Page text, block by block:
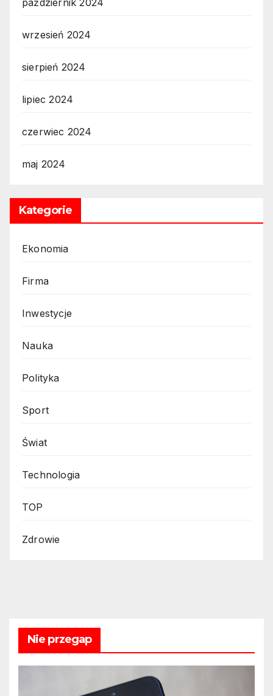
październik 2024
wrzesień 2024
sierpień 2024
lipiec 2024
czerwiec 2024
maj 2024
Kategorie
Ekonomia
Firma
Inwestycje
Nauka
Polityka
Sport
Świat
Technologia
TOP
Zdrowie
Nie przegap